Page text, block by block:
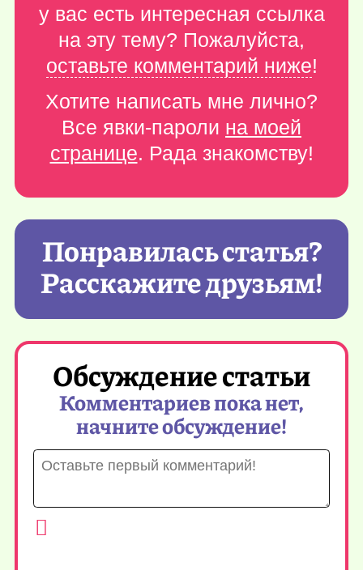
у вас есть интересная ссылка
на эту тему? Пожалуйста,
оставьте комментарий ниже!
Хотите написать мне лично?
Все явки-пароли на моей
странице. Рада знакомству!
Понравилась статья?
Расскажите друзьям!
Обсуждение статьи
Комментариев пока нет,
начните обсуждение!